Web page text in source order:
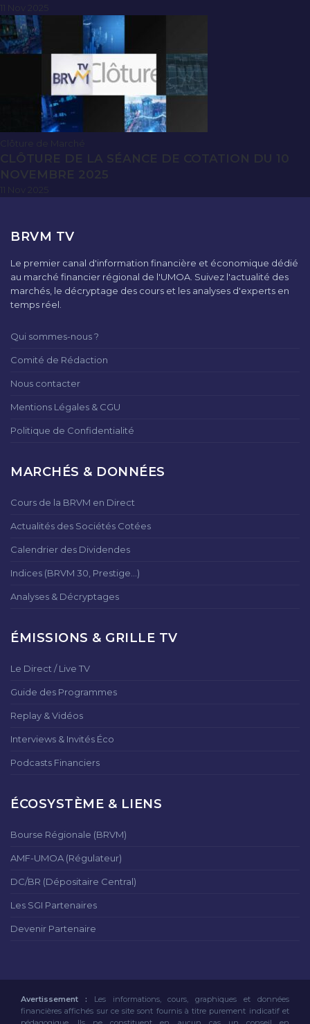
CLÔTURE DE LA SÉANCE DE COTATION DU 10
NOVEMBRE 2025
BRVM TV
Le premier canal d'information financière et économique dédié
au marché financier régional de l'UMOA. Suivez l'actualité des
marchés, le décryptage des cours et les analyses d'experts en
temps réel.
Qui sommes-nous ?
Comité de Rédaction
Nous contacter
Mentions Légales & CGU
Politique de Confidentialité
MARCHÉS & DONNÉES
Cours de la BRVM en Direct
Actualités des Sociétés Cotées
Calendrier des Dividendes
Indices (BRVM 30, Prestige...)
Analyses & Décryptages
ÉMISSIONS & GRILLE TV
Le Direct / Live TV
Guide des Programmes
Replay & Vidéos
Interviews & Invités Éco
Podcasts Financiers
ÉCOSYSTÈME & LIENS
Bourse Régionale (BRVM)
AMF-UMOA (Régulateur)
DC/BR (Dépositaire Central)
Les SGI Partenaires
Devenir Partenaire
Avertissement : Les informations, cours, graphiques et données
financières affichés sur ce site sont fournis à titre purement indicatif et